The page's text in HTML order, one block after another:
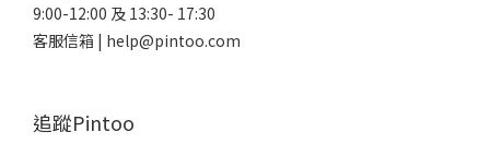
9:00-12:00 及 13:30- 17:30
客服信箱 | help@pintoo.com
追蹤Pintoo